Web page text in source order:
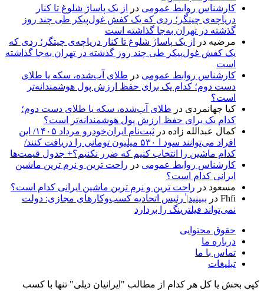
کارشناس روابط عمومی در
از یک پاساژ شلوغ تا کنار
دریاچه‌ی چیتگر؛ ردی که یک کفش غول‌پیکر طی چند روز
گذشته در تهران به‌جا گذاشته است
مرضیه در
از یک پاساژ شلوغ تا کنار دریاچه‌ی چیتگر؛ ردی که
یک کفش غول‌پیکر طی چند روز گذشته در تهران به‌جا گذاشته
است
کارشناس روابط عمومی در طلای آب‌شده، سکه یا طلای
دست دوم؛ کدام یک برای حفظ ارزش پول هوشمندانه‌تر
است؟
کیا جهانمردی در طلای آب‌شده، سکه یا طلای دست دوم؛
کدام یک برای حفظ ارزش پول هوشمندانه‌تر است؟
کمال عبدالله زاده در
ثبت‌نام ایران‌خودرو مرداد ۱۴۰۵/ این
افراد می‌توانند سود ا ۵۳۰ میلیون تومانی را دریافت کنند/
کدام ماشین را انتخاب کنیم که ضرر نکنیم؟+ جدول قیمت‌ها
کارشناس روابط عمومی در راحت ترین و نرم ترین ماشین
ایرانی کدام است؟
مسعود در راحت ترین و نرم ترین ماشین ایرانی کدام است؟
Fhfi در ببینید| ٰرئیس اتحادیه کسب‌وکارهای مجازی: دولت
نمی‌تواند فیلترینگ را بردارد
حقوق محتوایی
درباره ما
تماس با ما
تبلیغات
کپی بخش یا کل هر کدام از مطالب "ایرانیان دیلی" تنها با کسب